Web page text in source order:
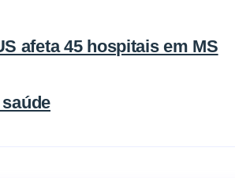
afeta 45 hospitais em MS